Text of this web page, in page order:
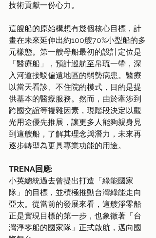
技術貢獻一份心力。
這艘船的原始構想有幾個核心目標，計
畫在未來延伸出約100艘70%小型船的多
元樣態。第一艘母船最初的設計定位是
「醫療船」，預計巡航至帛琉一帶，深
入河道接駁偏遠地區的弱勢病患。醫療
以當天看診、不住院的模式，目的是提
供基本的醫療服務。然而，由於牽涉到
跨國交誼等複雜因素，現階段決定以觀
光用途優先推展，讓更多人能夠親身見
到這艘船，了解其理念與潛力，未來再
逐步轉型為更具專業功能的用途。
TRENA回應:
小英總統過去曾提出打造「綠能國家
隊」的目標，並積極推動台灣綠能走向
亞太。從當前的發展來看，這艘淨零船
正是實現目標的第一步，也象徵著「台
灣淨零船的國家隊」正式啟航，邁向國